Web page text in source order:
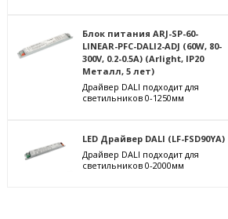
Блок питания ARJ-SP-60-
LINEAR-PFC-DALI2-ADJ (60W, 80-
300V, 0.2-0.5A) (Arlight, IP20
Металл, 5 лет)
Драйвер DALI подходит для
светильников 0-1250мм
LED Драйвер DALI (LF-FSD90YA)
Драйвер DALI подходит для
светильников 0-2000мм